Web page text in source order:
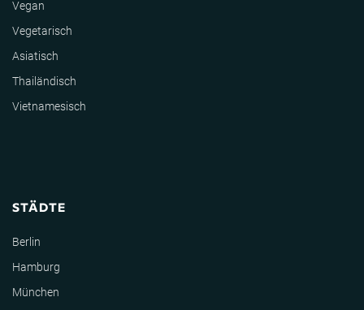
Vegan
Vegetarisch
Asiatisch
Thailändisch
Vietnamesisch
STÄDTE
Berlin
Hamburg
München